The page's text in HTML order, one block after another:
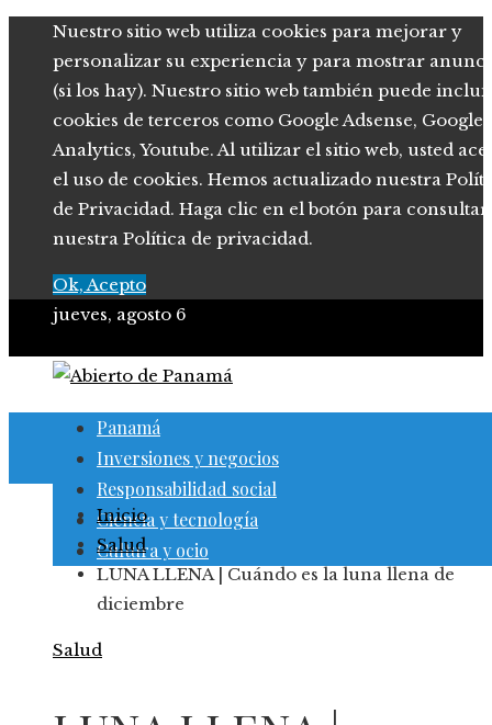
Nuestro sitio web utiliza cookies para mejorar y
personalizar su experiencia y para mostrar
(si los hay). Nuestro sitio web también puede
cookies de terceros como Google Adsense, Google
Analytics, Youtube. Al utilizar el sitio web, usted
el uso de cookies. Hemos actualizado nuestra
de Privacidad. Haga clic en el botón para consultar
nuestra Política de privacidad.
Ok, Acepto
jueves, agosto 6
Panamá
Inversiones y negocios
Responsabilidad social
Ciencia y tecnología
Cultura y ocio
Inicio
Salud
LUNA LLENA | Cuándo es la luna llena de
diciembre
Salud